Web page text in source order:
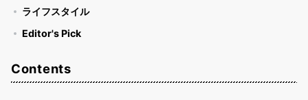
ライフスタイル
Editor's Pick
Contents